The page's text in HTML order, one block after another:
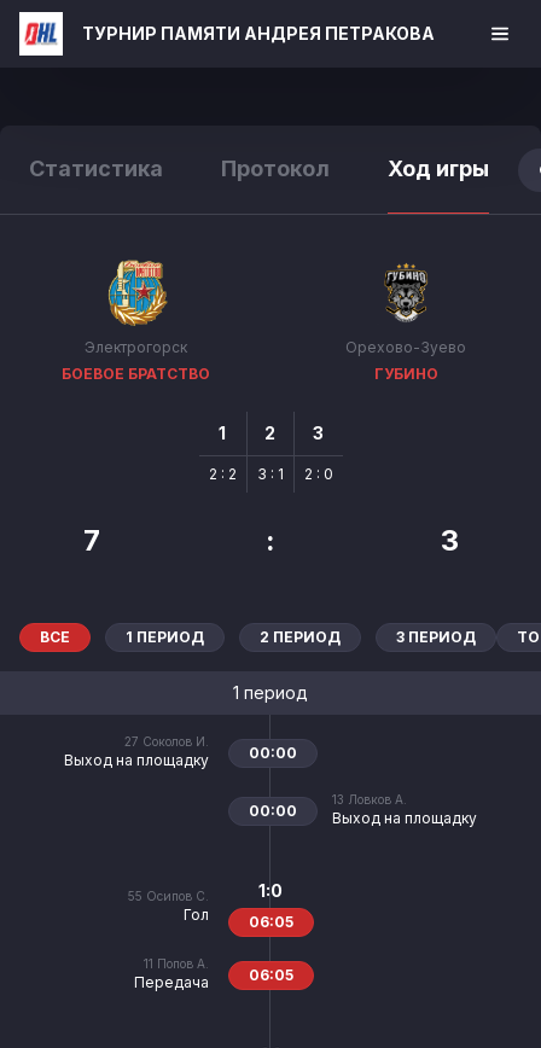
ТУРНИР ПАМЯТИ АНДРЕЯ ПЕТРАКОВА
Статистика Протокол Ход игры
Электрогорск
БОЕВОЕ БРАТСТВО
Орехово-Зуево
ГУБИНО
1
2 : 2
2
3 : 1
3
2 : 0
7 : 3
ВСЕ 1 ПЕРИОД 2 ПЕРИОД 3 ПЕРИОД
1 период
27 Соколов И.
Выход на площадку 00:00
13 Ловков А.
Выход на площадку
00:00
55 Осипов С.
Гол
1:0
06:05
11 Попов А.
Передача 06:05